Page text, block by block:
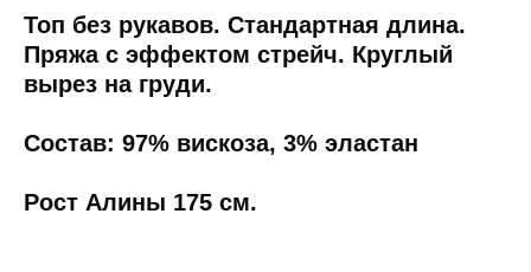
Топ без рукавов. Стандартная длина.
Пряжа с эффектом стрейч. Круглый
вырез на груди.
Состав: 97% вискоза, 3% эластан
Рост Алины 175 см.